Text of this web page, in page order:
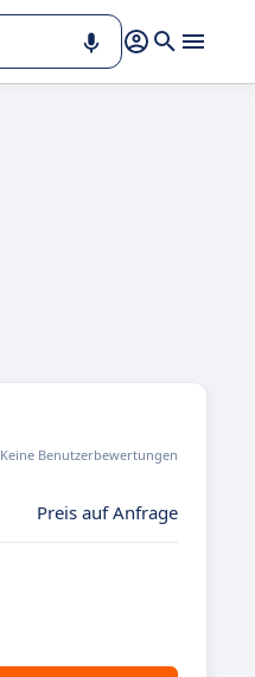
Keine Benutzerbewertungen
Preis auf Anfrage